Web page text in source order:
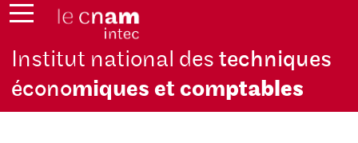
Institut national destechniques
économiques et comptables